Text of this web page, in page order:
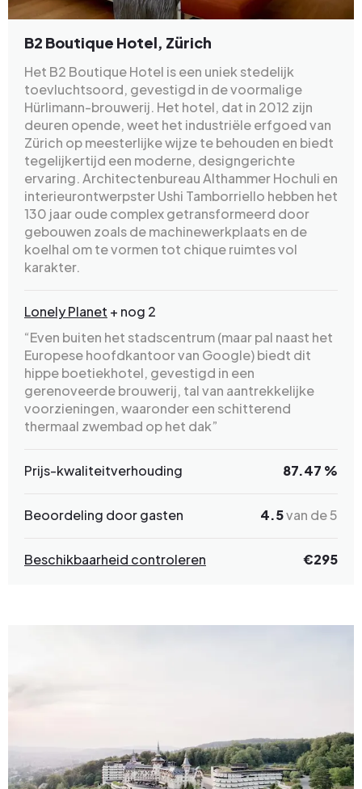
B2 Boutique Hotel, Zürich
Het B2 Boutique Hotel is een uniek stedelijk
toevluchtsoord, gevestigd in de voormalige
Hürlimann-brouwerij. Het hotel, dat in 2012 zijn
deuren opende, weet het industriële erfgoed van
Zürich op meesterlijke wijze te behouden en biedt
tegelijkertijd een moderne, designgerichte
ervaring. Architectenbureau Althammer Hochuli en
interieurontwerpster Ushi Tamborriello hebben het
130 jaar oude complex getransformeerd door
gebouwen zoals de machinewerkplaats en de
koelhal om te vormen tot chique ruimtes vol
karakter.
Lonely Planet + nog 2
“Even buiten het stadscentrum (maar pal naast het
Europese hoofdkantoor van Google) biedt dit
hippe boetiekhotel, gevestigd in een
gerenoveerde brouwerij, tal van aantrekkelijke
voorzieningen, waaronder een schitterend
thermaal zwembad op het dak”
Prijs-kwaliteitverhouding 87.47 %
Beoordeling door gasten 4.5van de 5
Beschikbaarheid controleren €295